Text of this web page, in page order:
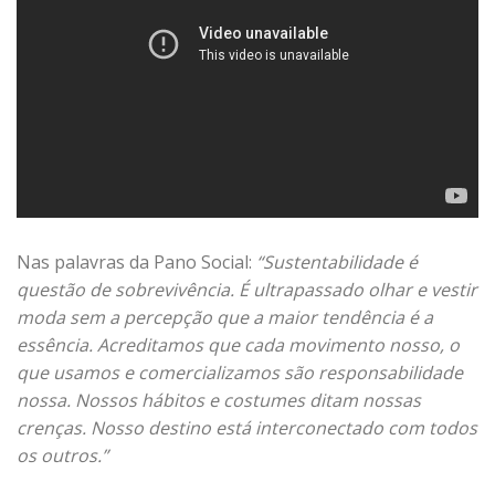
Nas palavras da Pano Social: “Sustentabilidade é
questão de sobrevivência. É ultrapassado olhar e vestir
moda sem a percepção que a maior tendência é a
essência. Acreditamos que cada movimento nosso, o
que usamos e comercializamos são responsabilidade
nossa. Nossos hábitos e costumes ditam nossas
crenças. Nosso destino está interconectado com todos
os outros.”